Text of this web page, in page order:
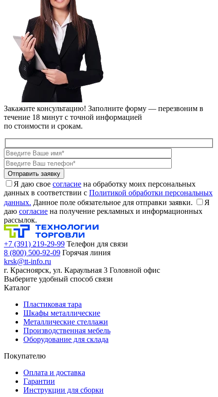
Закажите консультацию! Заполните форму — перезвоним в
течение 18 минут с точной информацией
по стоимости и срокам.
Я даю свое согласие на обработку моих персональных
данных в соответствии с Политикой обработки персональных
данных. Данное поле обязательное для отправки заявки.
Я
даю согласие на получение рекламных и информационных
рассылок.
+7 (391) 219-29-99 Телефон для связи
8 (800) 500-92-09 Горячая линия
krsk@tt-info.ru
г. Красноярск, ул. Караульная 3 Головной офис
Выберите удобный способ связи
Каталог
Пластиковая тара
Шкафы металлические
Металлические стеллажи
Производственная мебель
Оборудование для склада
Покупателю
Оплата и доставка
Гарантии
Инструкции для сборки